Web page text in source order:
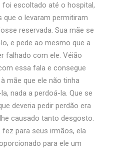
foi escoltado até o hospital,
que o levaram permitiram
reservada. Sua mãe se
e pede ao mesmo que a
falhado com ele. Véião
essa fala e consegue
mãe que ele não tinha
nada a perdoá-la. Que se
deveria pedir perdão era
causado tanto desgosto.
fez para seus irmãos, ela
para ele um